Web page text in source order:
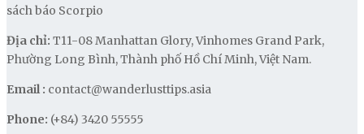
sách báo Scorpio
Địa chỉ: T11-08 Manhattan Glory, Vinhomes Grand Park,
Phường Long Bình, Thành phố Hồ Chí Minh, Việt Nam.
Email : contact@wanderlusttips.asia
Phone: (+84) 3420 55555